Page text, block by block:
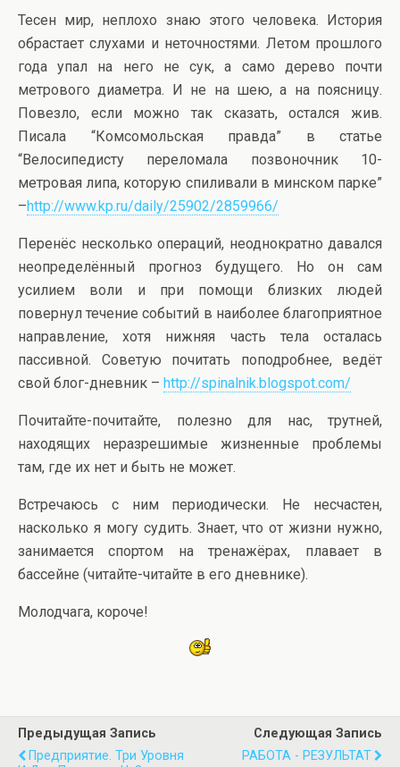
Тесен мир, неплохо знаю этого человека. История
обрастает слухами и неточностями. Летом прошлого
года упал на него не сук, а само дерево почти
метрового диаметра. И не на шею, а на поясницу.
Повезло, если можно так сказать, остался жив.
Писала “Комсомольская правда” в статье
“Велосипедисту переломала позвоночник 10-
метровая липа, которую спиливали в минском парке”
–http://www.kp.ru/daily/25902/2859966/
Перенёс несколько операций, неоднократно давался
неопределённый прогноз будущего. Но он сам
усилием воли и при помощи близких людей
повернул течение событий в наиболее благоприятное
направление, хотя нижняя часть тела осталась
пассивной. Советую почитать поподробнее, ведёт
свой блог-дневник – http://spinalnik.blogspot.com/
Почитайте-почитайте, полезно для нас, трутней,
находящих неразрешимые жизненные проблемы
там, где их нет и быть не может.
Встречаюсь с ним периодически. Не несчастен,
насколько я могу судить. Знает, что от жизни нужно,
занимается спортом на тренажёрах, плавает в
бассейне (читайте-читайте в его дневнике).
Молодчага, короче!
Предыдущая Запись
Предприятие. Три Уровня
Следующая Запись
РАБОТА - РЕЗУЛЬТАТ